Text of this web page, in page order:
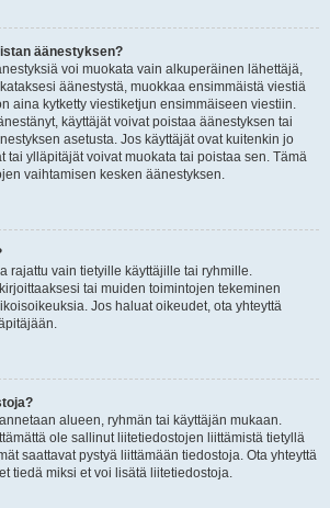
äänestyksen?
voi muokata vain alkuperäinen lähettäjä,
äänestystä, muokkaa ensimmäistä viestiä
aina kytketty viestiketjun ensimmäiseen viestiin.
käyttäjät voivat poistaa äänestyksen tai
asetusta. Jos käyttäjät ovat kuitenkin jo
tai ylläpitäjät voivat muokata tai poistaa sen. Tämä
vaihtamisen kesken äänestyksen.
rajattu vain tietyille käyttäjille tai ryhmille.
tai muiden toimintojen tekeminen
Jos haluat oikeudet, ota yhteyttä
alueen, ryhmän tai käyttäjän mukaan.
ole sallinut liitetiedostojen liittämistä tietyllä
saattavat pystyä liittämään tiedostoja. Ota yhteyttä
tiedä miksi et voi lisätä liitetiedostoja.